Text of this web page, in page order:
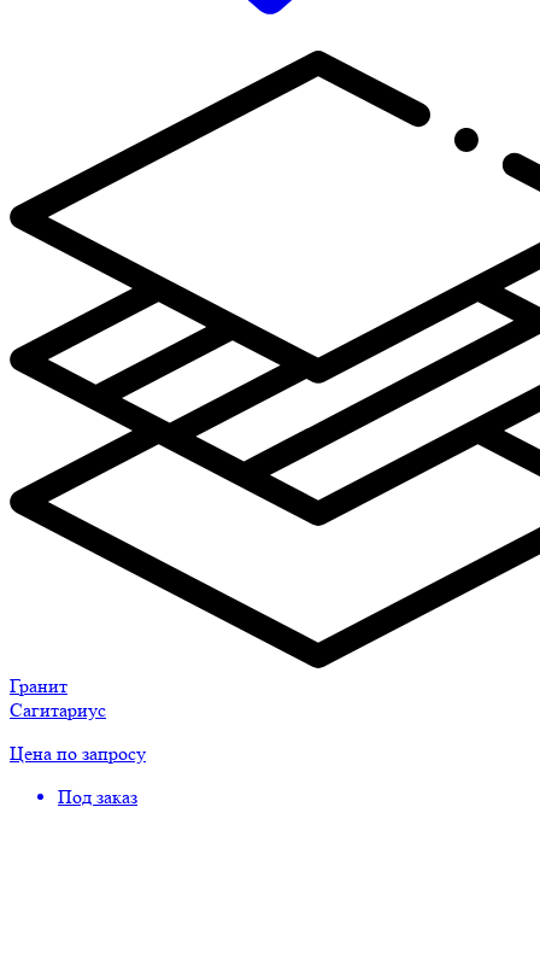
Гранит
Сагитариус
Цена по запросу
Под заказ